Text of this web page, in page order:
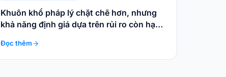
Khuôn khổ pháp lý chặt chẽ hơn, nhưng
khả năng định giá dựa trên rủi ro còn hạn
Đọc thêm